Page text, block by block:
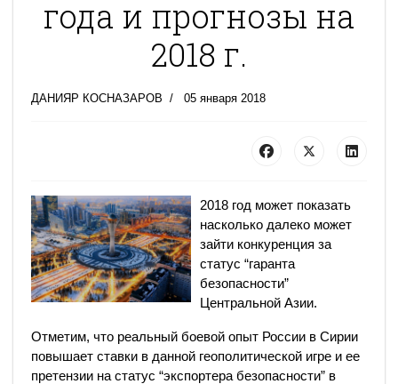
года и прогнозы на
2018 г.
ДАНИЯР КОСНАЗАРОВ 05 января 2018
2018 год может показать
насколько далеко может
зайти конкуренция за
статус “гаранта
безопасности”
Центральной Азии.
Отметим, что реальный боевой опыт России в Сирии
повышает ставки в данной геополитической игре и ее
претензии на статус “экспортера безопасности” в